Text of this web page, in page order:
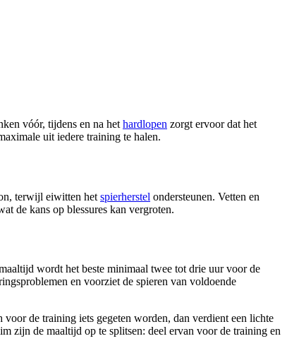
vóór, tijdens en na het hardlopen zorgt ervoor dat het
uit iedere training te halen.
terwijl eiwitten het spierherstel ondersteunen. Vetten en
de kans op blessures kan vergroten.
wordt het beste minimaal twee tot drie uur voor de
en voorziet de spieren van voldoende
de training iets gegeten worden, dan verdient een lichte
zijn de maaltijd op te splitsen: deel ervan voor de training en